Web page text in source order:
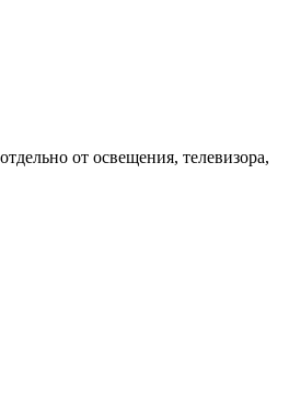
от освещения, телевизора,